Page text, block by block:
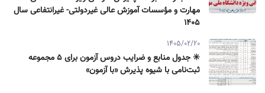
مهارت و مؤسسات آموزش عالی غیردولتی- غیرانتفاعی سال
1405/02/20
✳️ جدول منابع و ضرایب دروس آزمون برای ۵ مجموعه
ثبت‌نامی با شیوه پذیرش «با آزمون»